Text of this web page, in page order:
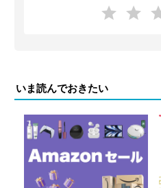
いま読んでおきたい